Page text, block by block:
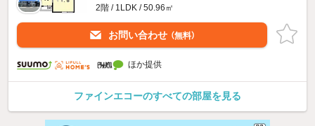
2階 / 1LDK / 50.96㎡
お問い合わせ （無料）
ほか提供
ファインエコーのすべての部屋を見る